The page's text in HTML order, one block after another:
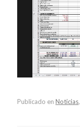
Publicado en Noticias,